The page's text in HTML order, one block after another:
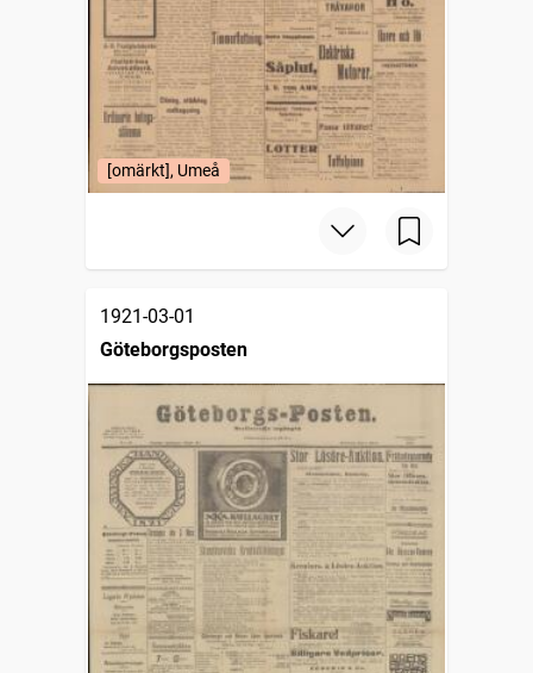
[omärkt], Umeå
1921-03-01
Göteborgsposten